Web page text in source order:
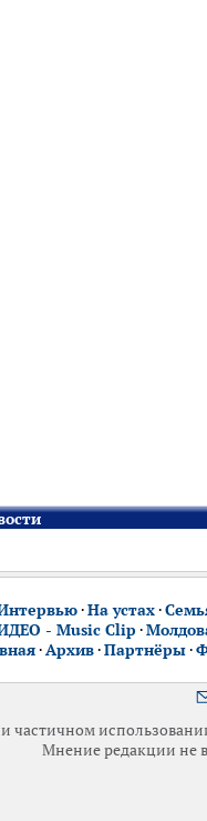
·На устах·
- Music Clip ·
·Архив·Партнёры·
Мнение редакции не